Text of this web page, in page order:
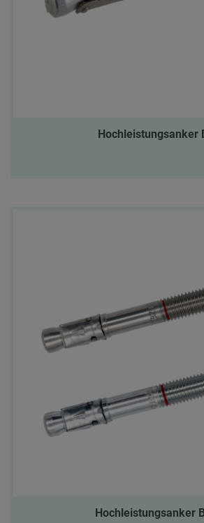
Hochleistungsanker
Hochleistungsanker